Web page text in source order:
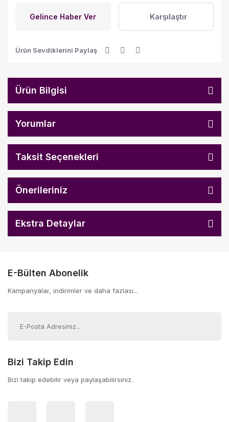
Gelince Haber Ver Karşılaştır
Ürün Sevdiklerini Paylaş
Ürün Bilgisi
Yorumlar
Taksit Seçenekleri
Önerileriniz
Ekstra Detaylar
E-Bülten Abonelik
Kampanyalar, indirimler ve daha fazlası...
Bizi Takip Edin
Bizi takip edebilir veya paylaşabilirsiniz.